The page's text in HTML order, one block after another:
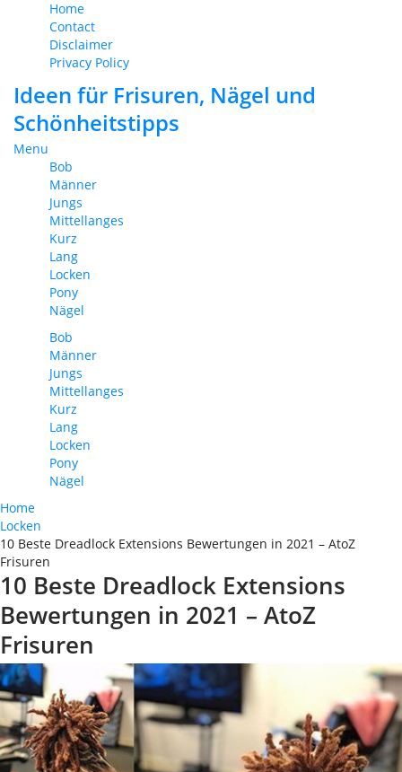
Home
Contact
Disclaimer
Privacy Policy
Ideen für Frisuren, Nägel und
Schönheitstipps
Menu
Bob
Männer
Jungs
Mittellanges
Kurz
Lang
Locken
Pony
Nägel
Bob
Männer
Jungs
Mittellanges
Kurz
Lang
Locken
Pony
Nägel
Home
Locken
10 Beste Dreadlock Extensions Bewertungen in 2021 – AtoZ
Frisuren
10 Beste Dreadlock Extensions
Bewertungen in 2021 – AtoZ
Frisuren